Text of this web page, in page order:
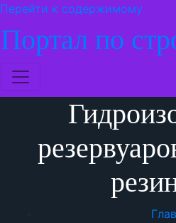
Перейти к содержимому
Портал по